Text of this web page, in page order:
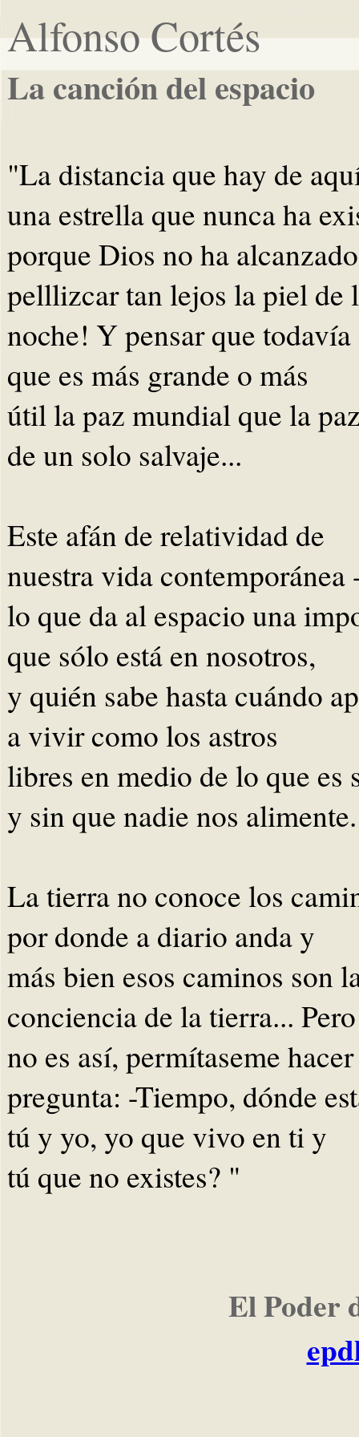
Alfonso Cortés
La canción del espacio
"La distancia que hay de
una estrella que nunca ha
porque Dios no ha
pelllizcar tan lejos la piel de
noche! Y pensar que todavía
que es más grande o más
útil la paz mundial que la
de un solo salvaje...
Este afán de relatividad de
nuestra vida contemporánea
lo que da al espacio una
que sólo está en nosotros,
y quién sabe hasta cuándo
a vivir como los astros
libres en medio de lo que es
y sin que nadie nos alimente.
La tierra no conoce los
por donde a diario anda y
más bien esos caminos son
conciencia de la tierra...
no es así, permítaseme
pregunta: -Tiempo, dónde
tú y yo, yo que vivo en ti y
tú que no existes? "
El Poder